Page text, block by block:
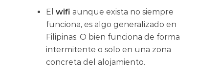
El wifi aunque exista no siempre
funciona, es algo generalizado en
Filipinas. O bien funciona de forma
intermitente o solo en una zona
concreta del alojamiento.